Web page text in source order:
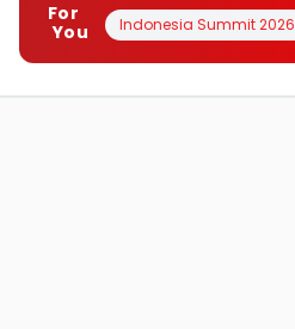
For
You
Indonesia Summit 2026